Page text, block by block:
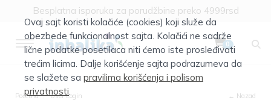
Besplatna isporuka za porudžbine preko 4999rsd
0
Početna User Login ← Nazad
Ovaj sajt koristi kolačiće (cookies) koji služe da
obezbede funkcionalnost sajta. Kolačići ne sadrže
lične podatke posetilaca niti ćemo iste prosleđivati
trećim licima. Dalje korišćenje sajta podrazumeva da
se slažete sa pravilima korišćenja i polisom
privatnosti.